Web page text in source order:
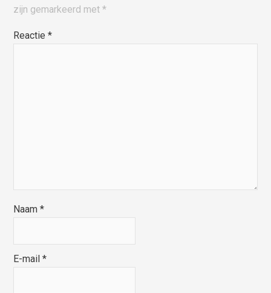
zijn gemarkeerd met*
Reactie*
Naam*
E-mail*